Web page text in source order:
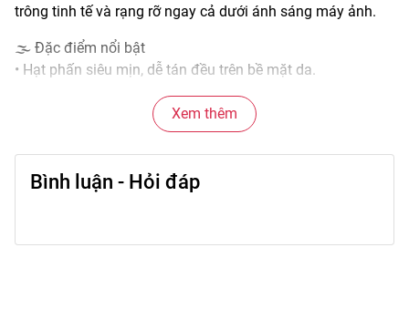
trông tinh tế và rạng rỡ ngay cả dưới ánh sáng máy ảnh.
🌫️ Đặc điểm nổi bật
• Hạt phấn siêu mịn, dễ tán đều trên bề mặt da.
• Hiệu ứng ánh sáng tinh tế, không quá bóng nhưng đủ độ
• Hỗ trợ làm mờ lỗ chân lông và rãnh nhỏ trên da.
• Giảm tình trạng phấn nền bị bết dính khi di chuyển trong
ngày.
Xem thêm
Bình luận - Hỏi đáp